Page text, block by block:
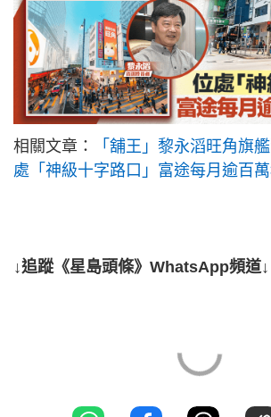
相關文章：
「舖王」黎永滔旺角旗
處「神級十字路口」富途每月逾百
↓追蹤《星島頭條》WhatsApp頻道↓